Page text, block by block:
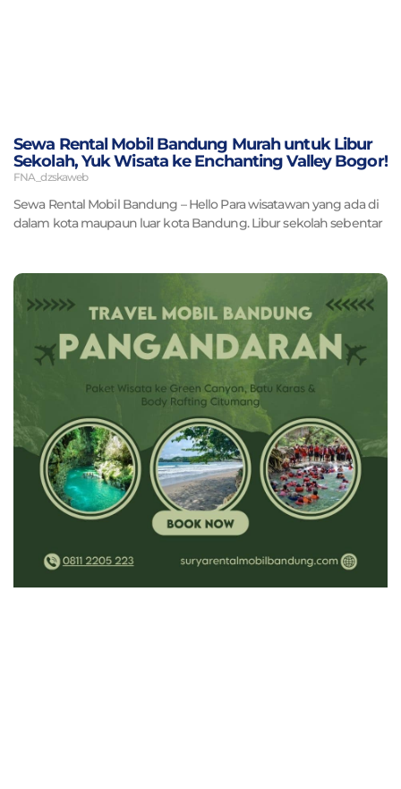
Sewa Rental Mobil Bandung Murah untuk Libur
Sekolah, Yuk Wisata ke Enchanting Valley Bogor!
FNA_dzskaweb
Sewa Rental Mobil Bandung – Hello Para wisatawan yang ada di
dalam kota maupaun luar kota Bandung. Libur sekolah sebentar